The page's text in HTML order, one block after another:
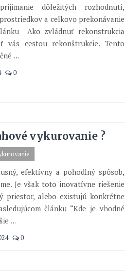
dôležitých rozhodnutí,
a celkovo prekonávanie
Ako zvládnuť rekonstrukcia
vás cestou rekonštrukcie. Tento
…
0
vykurovanie ?
efektívny a pohodlný spôsob,
Je však toto inovatívne riešenie
priestor, alebo existujú konkrétne
článku “Kde je vhodné
…
0